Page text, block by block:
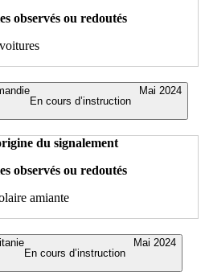
observés ou redoutés
Mai 2024
En cours d’instruction
du signalement
observés ou redoutés
amiante
Mai 2024
En cours d’instruction